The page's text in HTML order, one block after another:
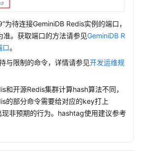
为待连接GeminiDB Redis实例的端口，
准。获取端口的方法请参见GeminiDB R
口。
与限制的命令，详情请参见开发运维规
和开源Redis集群计算hash算法不同，
的部分命令需要给对应的key打上
非预期的行为。hashtag使用建议参考